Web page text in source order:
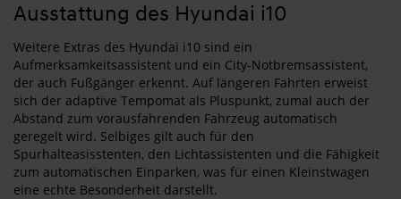
Ausstattung des Hyundai i10
Weitere Extras des Hyundai i10 sind ein
Aufmerksamkeitsassistent und ein City-Notbremsassistent,
der auch Fußgänger erkennt. Auf längeren Fahrten erweist
sich der adaptive Tempomat als Pluspunkt, zumal auch der
Abstand zum vorausfahrenden Fahrzeug automatisch
geregelt wird. Selbiges gilt auch für den
Spurhalteasisstenten, den Lichtassistenten und die Fähigkeit
zum automatischen Einparken, was für einen Kleinstwagen
eine echte Besonderheit darstellt.